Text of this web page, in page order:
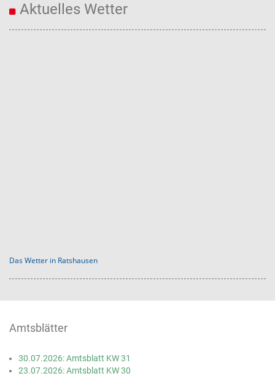
Aktuelles Wetter
Das Wetter in Ratshausen
Amtsblätter
30.07.2026: Amtsblatt KW 31
23.07.2026: Amtsblatt KW 30